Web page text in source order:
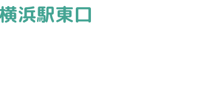
浜駅東口